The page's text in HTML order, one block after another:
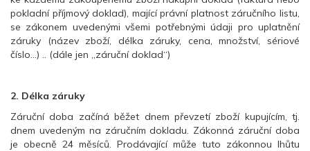
pokladní příjmový doklad), mající právní platnost záručního listu,
se zákonem uvedenými všemi potřebnými údaji pro uplatnění
záruky (název zboží, délka záruky, cena, množství, sériové
číslo...) .. (dále jen „záruční doklad“)
2. Délka záruky
Záruční doba začíná běžet dnem převzetí zboží kupujícím, tj.
dnem uvedeným na záručním dokladu. Zákonná záruční doba
je obecně 24 měsíců. Prodávající může tuto zákonnou lhůtu